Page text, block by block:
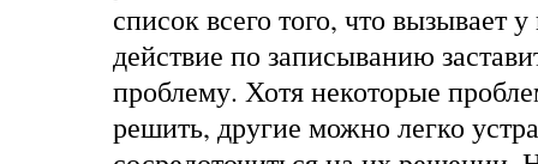
список всего того, что вызывает
действие по записыванию
проблему. Хотя некоторые
решить, другие можно легко